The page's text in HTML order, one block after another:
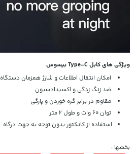
ویژگی های کابل Type-C بیسوس
امکان انتقال اطلاعات و شارژ همزمان دستگاه
ضد زنگ زدگی و اکسیدادسیون
مقاوم در برابر گره خوردن و پارگی
توان 60 وات و طول 2 متر
استفاده از کانکتور بدون توجه به جهت درگاه
بخشها :